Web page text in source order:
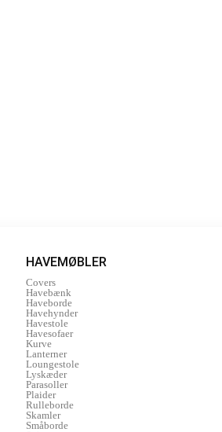
HAVEMØBLER
Covers
Havebænk
Haveborde
Havehynder
Havestole
Havesofaer
Kurve
Lanterner
Loungestole
Lyskæder
Parasoller
Plaider
Rulleborde
Skamler
Småborde